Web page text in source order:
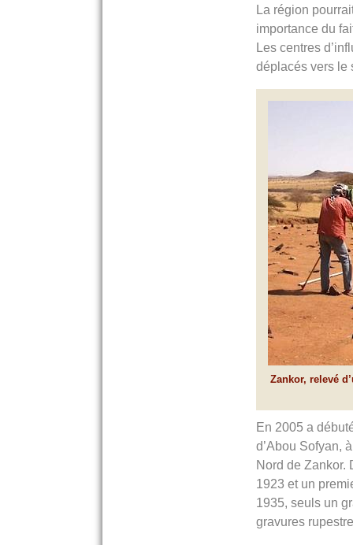
La région
importance du
Les centres
déplacés vers le
Zankor, relevé
En 2005 a
d’Abou Sofyan,
Nord de Zankor.
1923 et un
1935, seuls un
gravures